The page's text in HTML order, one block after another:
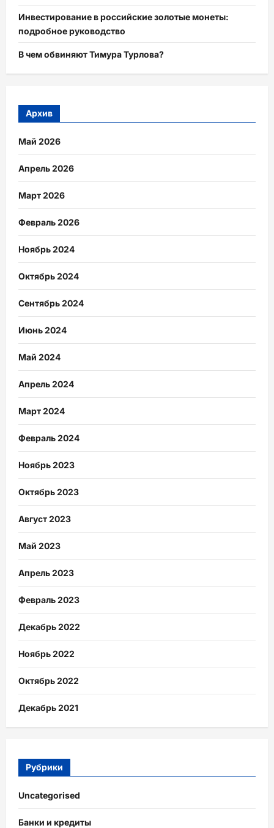
Инвестирование в российские золотые монеты:
подробное руководство
В чем обвиняют Тимура Турлова?
Архив
Май 2026
Апрель 2026
Март 2026
Февраль 2026
Ноябрь 2024
Октябрь 2024
Сентябрь 2024
Июнь 2024
Май 2024
Апрель 2024
Март 2024
Февраль 2024
Ноябрь 2023
Октябрь 2023
Август 2023
Май 2023
Апрель 2023
Февраль 2023
Декабрь 2022
Ноябрь 2022
Октябрь 2022
Декабрь 2021
Рубрики
Uncategorised
Банки и кредиты